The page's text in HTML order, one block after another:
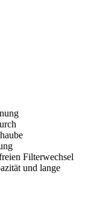
Filterwechsel
und lange